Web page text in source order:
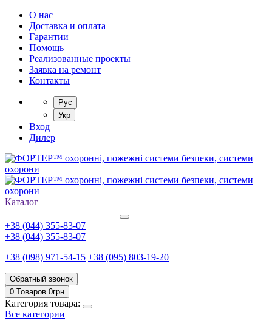
О нас
Доставка и оплата
Гарантии
Помощь
Реализованные проекты
Заявка на ремонт
Контакты
Рус
Укр
Вход
Дилер
Каталог
+38 (044) 355-83-07
+38 (044) 355-83-07
+38 (098) 971-54-15 +38 (095) 803-19-20
Обратный звонок
0 Товаров 0грн
Категория товара:
Все категории